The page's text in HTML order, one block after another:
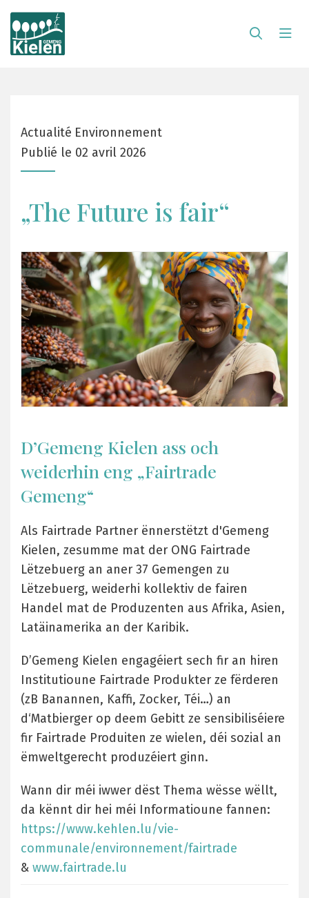
Actualité Environnement
Publié le 02 avril 2026
„The Future is fair“
D’Gemeng Kielen ass och
weiderhin eng „Fairtrade
Gemeng“
Als Fairtrade Partner ënnerstëtzt d'Gemeng
Kielen, zesumme mat der ONG Fairtrade
Lëtzebuerg an aner 37 Gemengen zu
Lëtzebuerg, weiderhi kollektiv de fairen
Handel mat de Produzenten aus Afrika, Asien,
Latäinamerika an der Karibik.
D’Gemeng Kielen engagéiert sech fir an hiren
Institutioune Fairtrade Produkter ze fërderen
(zB Banannen, Kaffi, Zocker, Téi…) an
d‘Matbierger op deem Gebitt ze sensibiliséiere
fir Fairtrade Produiten ze wielen, déi sozial an
ëmweltgerecht produzéiert ginn.
Wann dir méi iwwer dëst Thema wësse wëllt,
da kënnt dir hei méi Informatioune fannen:
https://www.kehlen.lu/vie-
communale/environnement/fairtrade
& www.fairtrade.lu